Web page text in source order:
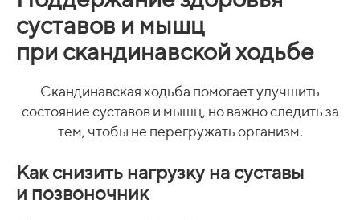
суставов и мышц
при скандинавской ходьбе
Скандинавская ходьба помогает улучшить
состояние суставов и мышц, но важно следить за
тем, чтобы не перегружать организм.
Как снизить нагрузку на суставы
и позвоночник